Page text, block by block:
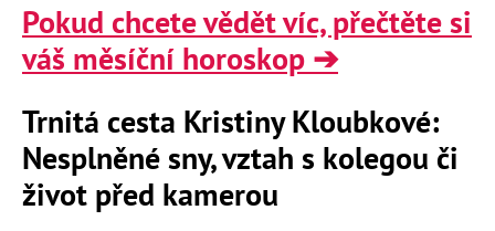
Pokud chcete vědět víc, přečtěte si
váš měsíční horoskop ➔
Trnitá cesta Kristiny Kloubkové:
Nesplněné sny, vztah s kolegou či
život před kamerou